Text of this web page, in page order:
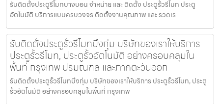
รับติดตั้งประตูรีโมทบางบอน จำหน่าย และ ติดตั้ง ประตูรั้วรีโมท ประตู
อัตโนมัติ บริการแบบครบวงจร ติดตั้งงานคุณภาพ และ รวดเร
รับติดตั้งประตูรั้วรีโมทบึงกุ่ม บริษัทของเราให้บริการ
ประตูรั้วรีโมท, ประตูรั้วอัตโนมัติ อย่างครอบคลุมใน
พื้นที่ กรุงเทพ ปริมณฑล และภาคตะวันออก
รับติดตั้งประตูรั้วรีโมทบึงกุ่ม บริษัทของเราให้บริการ ประตูรั้วรีโมท, ประตู
รั้วอัตโนมัติ อย่างครอบคลุมในพื้นที่ กรุงเทพ